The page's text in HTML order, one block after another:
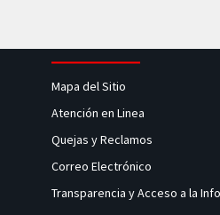
Mapa del Sitio
Atención en Linea
Quejas y Reclamos
Correo Electrónico
Transparencia y Acceso a la